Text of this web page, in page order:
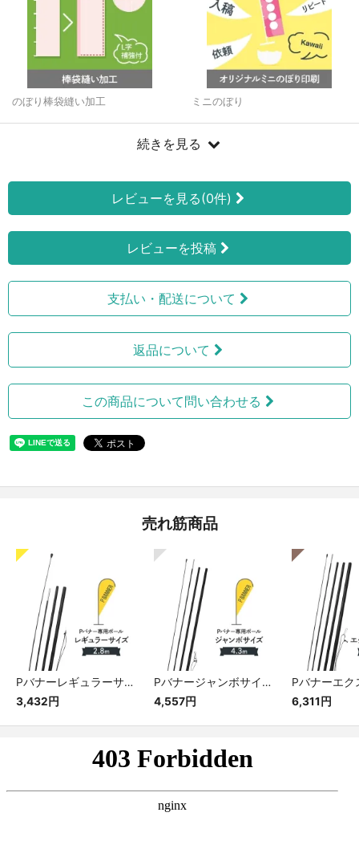
のぼり棒袋縫い加工 ミニのぼり
続きを見る
レビューを見る(0件)
レビューを投稿
支払い・配送について
返品について
この商品について問い合わせる
売れ筋商品
Pバナーレギュラーサイズ専用ポール
3,432円
Pバナージャンボサイズ専用ポール
4,557円
6,311円